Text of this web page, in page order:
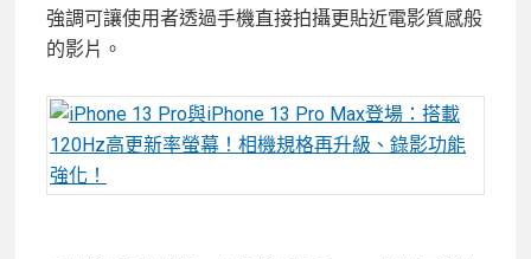
強調可讓使用者透過手機直接拍攝更貼近電影質感般
的影片。